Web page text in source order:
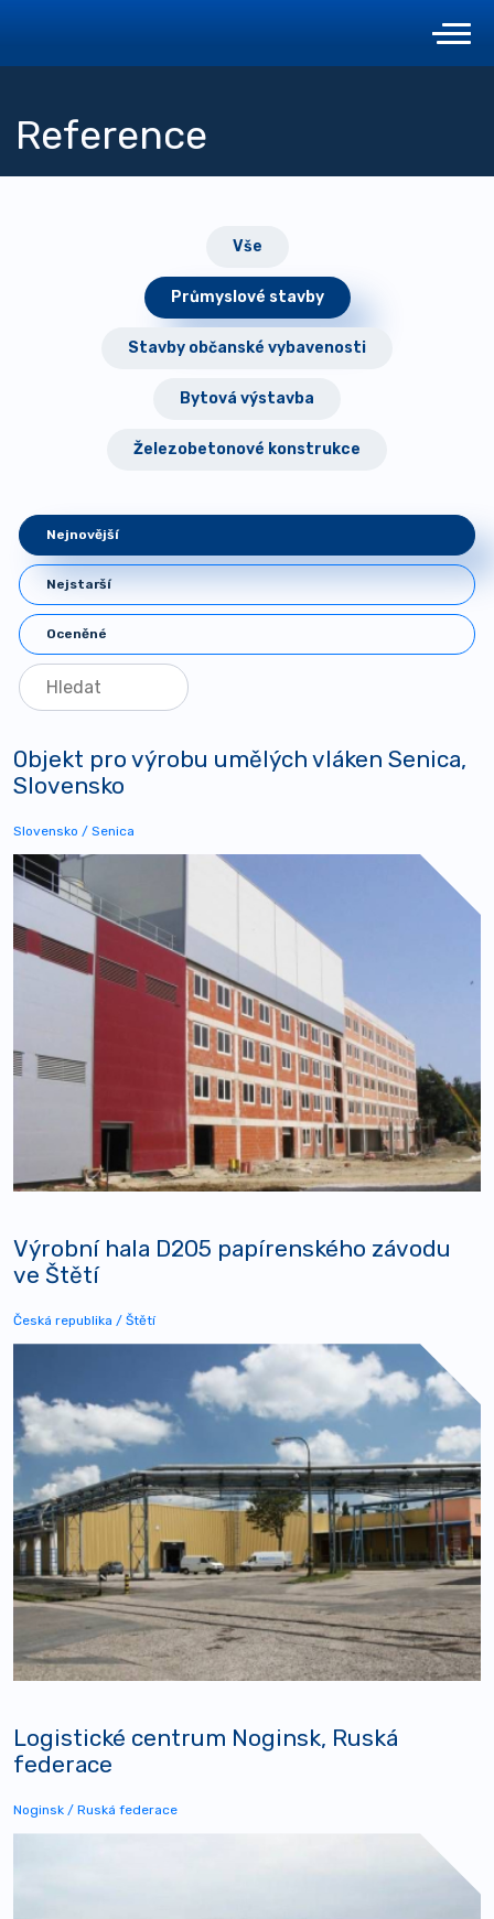
Reference
Vše
Průmyslové stavby
Stavby občanské vybavenosti
Bytová výstavba
Železobetonové konstrukce
Nejnovější
Nejstarší
Oceněné
Objekt pro výrobu umělých vláken Senica,
Slovensko
Slovensko / Senica
Výrobní hala D205 papírenského závodu
ve Štětí
Česká republika / Štětí
Logistické centrum Noginsk, Ruská
federace
Noginsk / Ruská federace